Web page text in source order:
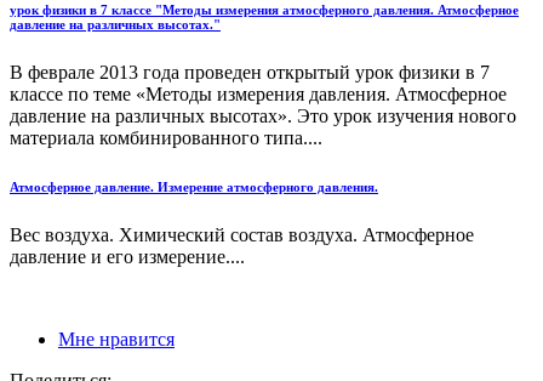
урок физики в 7 классе "Методы измерения атмосферного давления. Атмосферное
давление на различных высотах."
В феврале 2013 года проведен открытый урок физики в 7
классе по теме «Методы измерения давления. Атмосферное
давление на различных высотах». Это урок изучения нового
материала комбинированного типа....
Атмосферное давление. Измерение атмосферного давления.
Вес воздуха. Химический состав воздуха. Атмосферное
давление и его измерение....
Мне нравится